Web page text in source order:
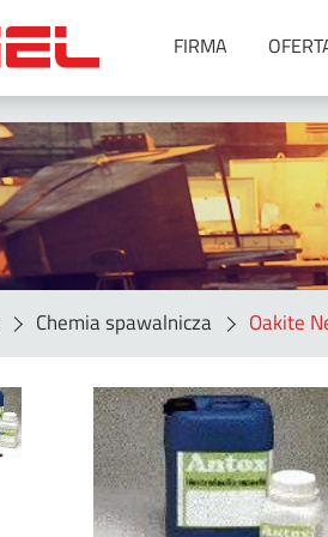
FIRMA
Urządzenia do spawania
Metoda MIG/MAG
Metoda MMA
Metoda SAW
Metoda TIG
Metoda TIG oraz MIG/MAG –
spawanie orbitalne
Spawanie laserowe
Akcesoria
Agregaty spawalnicze
Chemia spawalnicza Oakite